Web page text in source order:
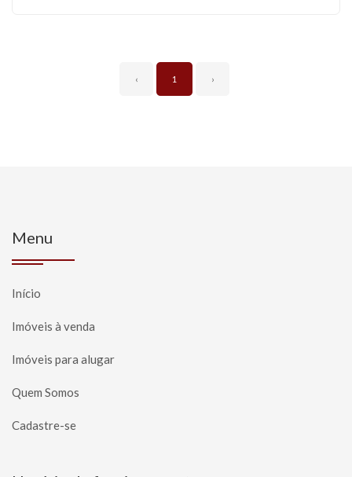
‹ 1 ›
Menu
Início
Imóveis à venda
Imóveis para alugar
Quem Somos
Cadastre-se